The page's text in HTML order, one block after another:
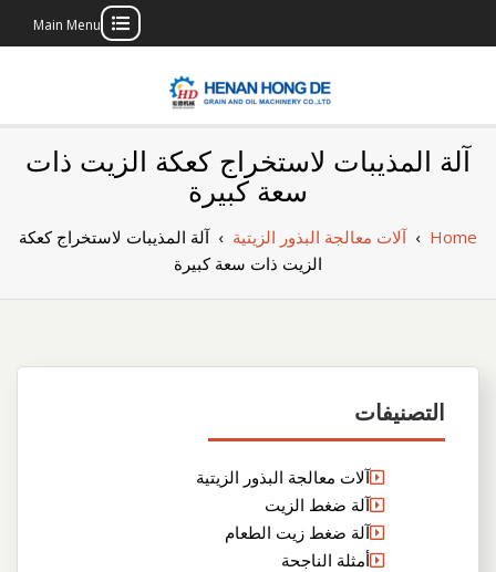
Main Menu
بناء مصنع إنتاج
الزيوت النباتية
الخاص بك
آلة المذيبات لاستخراج كعكة الزيت ذات
سعة كبيرة
Home
›آلات معالجة البذور الزيتية ›آلة المذيبات لاستخراج كعكة
الزيت ذات سعة كبيرة
التصنيفات
آلات معالجة البذور الزيتية
آلة ضغط الزيت
آلة ضغط زيت الطعام
أمثلة الناجحة